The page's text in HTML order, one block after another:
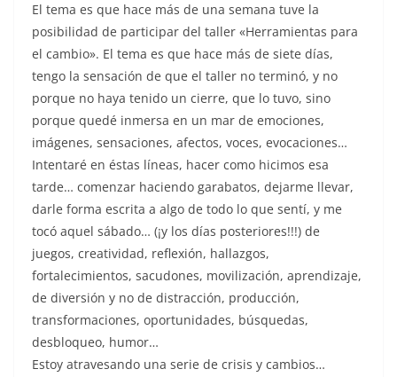
El tema es que hace más de una semana tuve la
posibilidad de participar del taller «Herramientas para
el cambio». El tema es que hace más de siete días,
tengo la sensación de que el taller no terminó, y no
porque no haya tenido un cierre, que lo tuvo, sino
porque quedé inmersa en un mar de emociones,
imágenes, sensaciones, afectos, voces, evocaciones…
Intentaré en éstas líneas, hacer como hicimos esa
tarde… comenzar haciendo garabatos, dejarme llevar,
darle forma escrita a algo de todo lo que sentí, y me
tocó aquel sábado… (¡y los días posteriores!!!) de
juegos, creatividad, reflexión, hallazgos,
fortalecimientos, sacudones, movilización, aprendizaje,
de diversión y no de distracción, producción,
transformaciones, oportunidades, búsquedas,
desbloqueo, humor…
Estoy atravesando una serie de crisis y cambios…